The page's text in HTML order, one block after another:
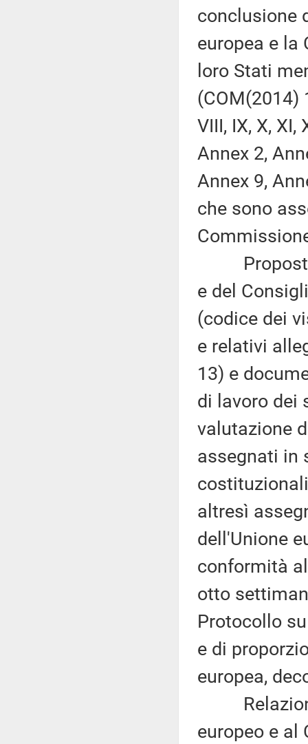
conclusione
europea e la
loro Stati
(COM(2014)
VIII, IX, X,
Annex 2,
Annex 9,
che sono
Proposta
e del
(codice dei
e relativi
13) e
di lavoro dei
valutazione
assegnati in
altresì
dell'Unione
conformità
otto
Protocollo
e di
europea,
Relazione
europeo e al